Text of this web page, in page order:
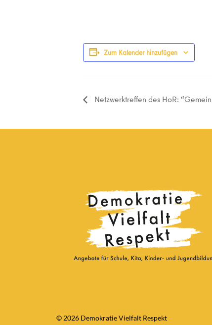
Zum Kalender hinzufügen
Netzwerktreffen des HoR:
© 2026 Demokratie Vielfalt Respekt